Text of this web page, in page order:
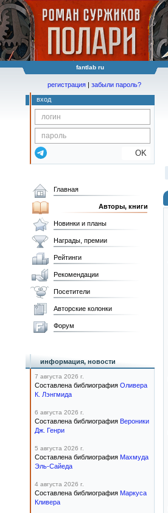
fantlab ru
регистрация | забыли пароль?
вход
OK
Главная
Авторы, книги
Новинки и планы
Награды, премии
Рейтинги
Рекомендации
Посетители
Авторские колонки
Форум
информация, новости
7 августа 2026 г.
Составлена библиография Оливера
К. Лэнгмида
6 августа 2026 г.
Составлена библиография Вероники
Дж. Генри
5 августа 2026 г.
Составлена библиография Махмуда
Эль-Сайеда
4 августа 2026 г.
Составлена библиография Маркуса
Кливера